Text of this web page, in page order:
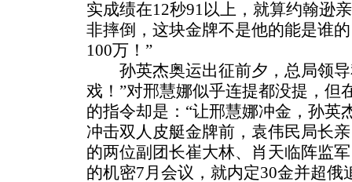
实成绩在12秒91以上，就算约翰逊
非摔倒，这块金牌不是他的能是谁
100万！”
孙英杰奥运出征前夕，总局领导
戏！”对邢慧娜似乎连提都没提，但
的指令却是：“让邢慧娜冲金，孙英
冲击双人皮艇金牌前，袁伟民局长
的两位副团长崔大林、肖天临阵监
的机密7月会议，就内定30金并超